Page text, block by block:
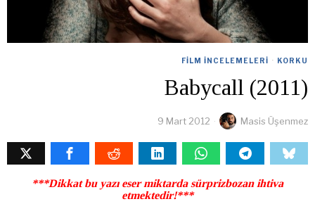
FILM İNCELEMELERI · KORKU
Babycall (2011)
9 Mart 2012 Masis Üşenmez
***Dikkat bu yazı eser miktarda sürprizbozan ihtiva
etmektedir!***